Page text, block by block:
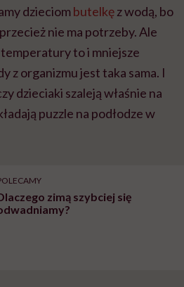
dzieciombutelkęz wodą, bo
nie ma potrzeby. Ale
to i mniejsze
z organizmu jest taka sama. I
dzieciaki szaleją właśnie na
puzzle na podłodze w
zimą szybciej się